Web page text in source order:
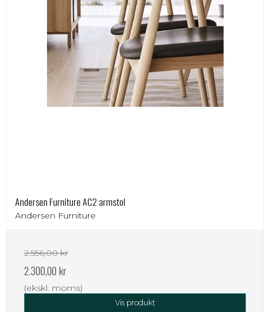
Andersen Furniture AC2 armstol
Andersen Furniture
2.556,00 kr
2.300,00 kr
(ekskl. moms)
Vis produkt